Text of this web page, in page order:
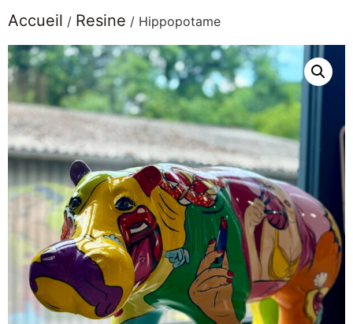
Accueil / Resine / Hippopotame